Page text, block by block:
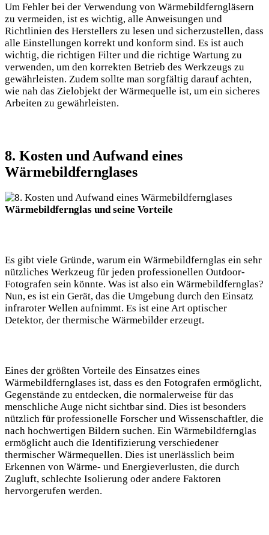
Um Fehler bei der Verwendung von Wärmebildferngläsern
zu vermeiden, ist es wichtig, alle Anweisungen und
Richtlinien des Herstellers zu lesen und sicherzustellen, dass
alle Einstellungen korrekt und konform sind. Es ist auch
wichtig, die richtigen Filter und die richtige Wartung zu
verwenden, um den korrekten Betrieb des Werkzeugs zu
gewährleisten. Zudem sollte man sorgfältig darauf achten,
wie nah das Zielobjekt der Wärmequelle ist, um ein sicheres
Arbeiten zu gewährleisten.
8. Kosten und Aufwand eines
Wärmebildfernglases
Wärmebildfernglas und seine Vorteile
Es gibt viele Gründe, warum ein Wärmebildfernglas ein sehr
nützliches Werkzeug für jeden professionellen Outdoor-
Fotografen sein könnte. Was ist also ein Wärmebildfernglas?
Nun, es ist ein Gerät, das die Umgebung durch den Einsatz
infraroter Wellen aufnimmt. Es ist eine Art optischer
Detektor, der thermische Wärmebilder erzeugt.
Eines der größten Vorteile des Einsatzes eines
Wärmebildfernglases ist, dass es den Fotografen ermöglicht,
Gegenstände zu entdecken, die normalerweise für das
menschliche Auge nicht sichtbar sind. Dies ist besonders
nützlich für professionelle Forscher und Wissenschaftler, die
nach hochwertigen Bildern suchen. Ein Wärmebildfernglas
ermöglicht auch die Identifizierung verschiedener
thermischer Wärmequellen. Dies ist unerlässlich beim
Erkennen von Wärme- und Energieverlusten, die durch
Zugluft, schlechte Isolierung oder andere Faktoren
hervorgerufen werden.